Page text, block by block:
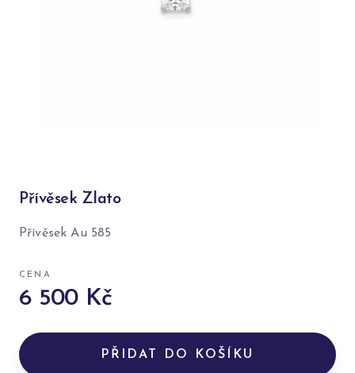
Přívěsek Zlato
Přívěsek Au 585
CENA
6 500 Kč
PŘIDAT DO KOŠÍKU